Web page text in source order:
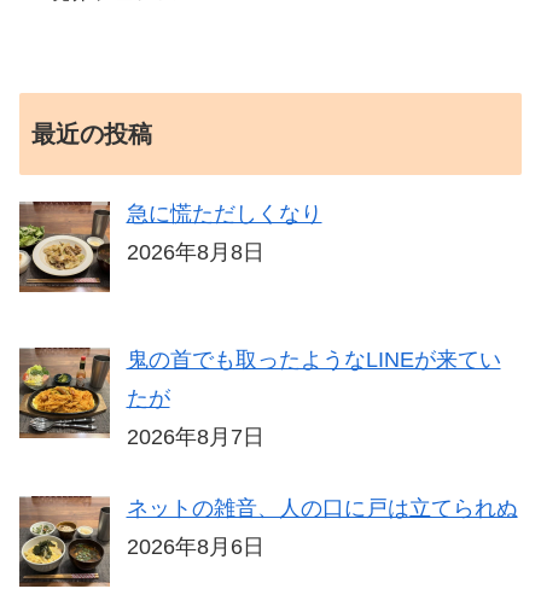
最近の投稿
急に慌ただしくなり
2026年8月8日
鬼の首でも取ったようなLINEが来てい
たが
2026年8月7日
ネットの雑音、人の口に戸は立てられぬ
2026年8月6日